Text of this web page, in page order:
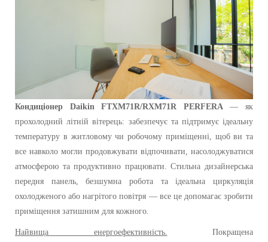
Кондиціонер Daikin FTXM71R/RXM71R PERFERA— як
прохолодний літній вітерець: забезпечує та підтримує ідеальну
температуру в житловому чи робочому приміщенні, щоб ви та
все навколо могли продовжувати відпочивати, насолоджуватися
атмосферою та продуктивно працювати. Стильна дизайнерська
передня панель, безшумна робота та ідеальна циркуляція
охолодженого або нагрітого повітря — все це допомагає зробити
приміщення затишним для кожного.
Найвища енергоефективність.
Покращена